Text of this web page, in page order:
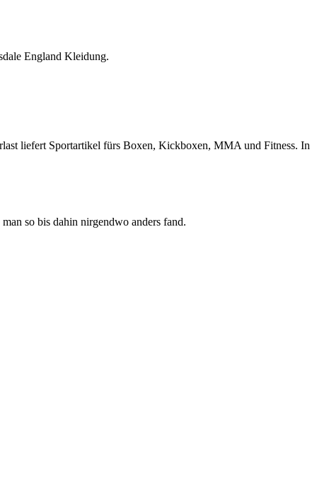
England Kleidung.
liefert Sportartikel fürs Boxen, Kickboxen, MMA und Fitness. In
so bis dahin nirgendwo anders fand.